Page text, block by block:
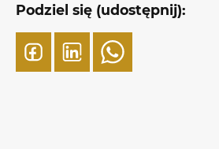
Podziel się (udostępnij):